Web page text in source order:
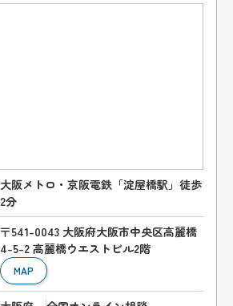
大阪メトロ・京阪電鉄「淀屋橋駅」徒歩
2分
〒541-0043 大阪府大阪市中央区高麗橋
4-5-2 高麗橋ウエストビル2階
MAP